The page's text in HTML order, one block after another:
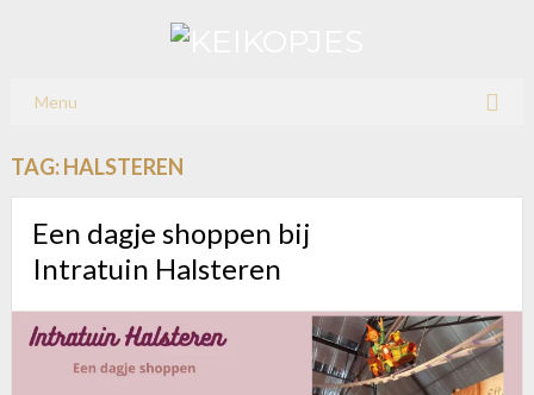
Menu
TAG:HALSTEREN
Een dagje shoppen bij
Intratuin Halsteren